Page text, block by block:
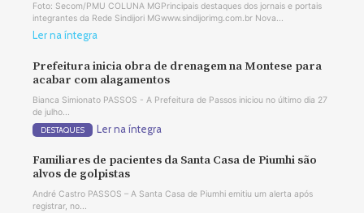
Foto: Secom/PMU COLUNA MGPrincipais destaques dos jornais e portais
integrantes da Rede Sindijori MGwww.sindijorimg.com.br Nova...
Ler na íntegra
Prefeitura inicia obra de drenagem na Montese para
acabar com alagamentos
Bianca Simionato PASSOS - A Prefeitura de Passos iniciou no último dia 27
de julho...
DESTAQUES Ler na íntegra
Familiares de pacientes da Santa Casa de Piumhi são
alvos de golpistas
André Castro PASSOS – A Santa Casa de Piumhi emitiu um alerta após
registrar, no...